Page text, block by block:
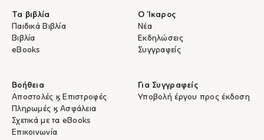
Τα βιβλία
Παιδικά Βιβλία
Βιβλία
eBooks
Ο Ίκαρος
Νέα
Εκδηλώσεις
Συγγραφείς
Βοήθεια
Αποστολές & Επιστροφές
Πληρωμές & Ασφάλεια
Σχετικά με τα eBooks
Επικοινωνία
Για Συγγραφείς
Υποβολή έργου προς έκδοση